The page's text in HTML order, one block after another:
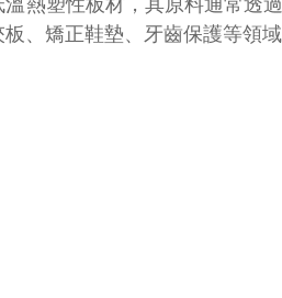
、矯正鞋墊、牙齒保護等領域